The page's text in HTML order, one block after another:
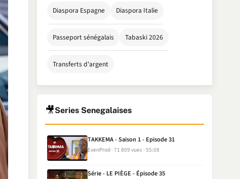
Diaspora Espagne Diaspora Italie
Passeport sénégalais Tabaski 2026
Transferts d'argent
🎥Series Senegalaises
TAKKEMA - Saison 1 - Episode 31
EvenProd 71 809 vues 55:08
Série - LE PIÈGE - Épisode 35